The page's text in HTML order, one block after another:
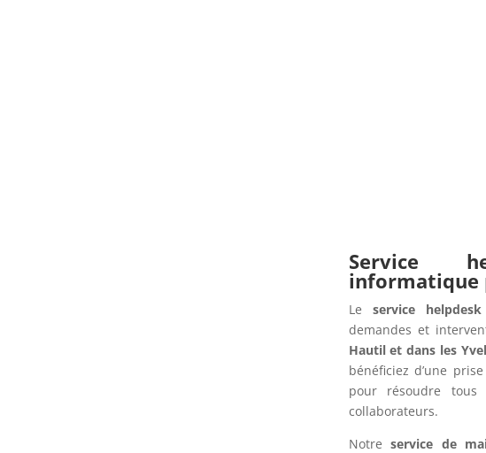
Service
informatique
Le service
demandes et
Hautil et dans les
bénéficiez d’une
pour résoudre tous
collaborateurs.
Notreservice de